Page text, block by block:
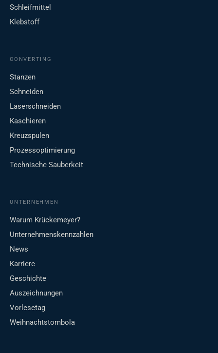
Schleifmittel
Klebstoff
CONVERTING
Stanzen
Schneiden
Laserschneiden
Kaschieren
Kreuzspulen
Prozessoptimierung
Technische Sauberkeit
UNTERNEHMEN
Warum Krückemeyer?
Unternehmenskennzahlen
News
Karriere
Geschichte
Auszeichnungen
Vorlesetag
Weihnachtstombola